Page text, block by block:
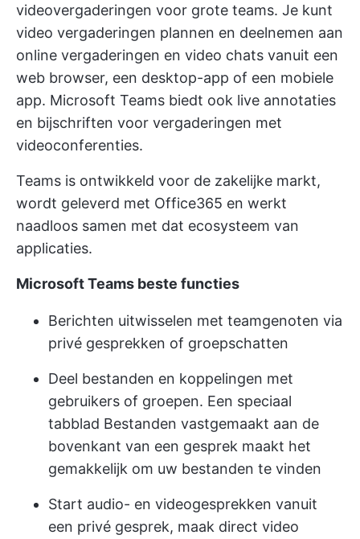
videovergaderingen voor grote teams. Je kunt
video vergaderingen plannen en deelnemen aan
online vergaderingen en video chats vanuit een
web browser, een desktop-app of een mobiele
app. Microsoft Teams biedt ook live annotaties
en bijschriften voor vergaderingen met
videoconferenties.
Teams is ontwikkeld voor de zakelijke markt,
wordt geleverd met Office365 en werkt
naadloos samen met dat ecosysteem van
applicaties.
Microsoft Teams beste functies
Berichten uitwisselen met teamgenoten via
privé gesprekken of groepschatten
Deel bestanden en koppelingen met
gebruikers of groepen. Een speciaal
tabblad Bestanden vastgemaakt aan de
bovenkant van een gesprek maakt het
gemakkelijk om uw bestanden te vinden
Start audio- en videogesprekken vanuit
een privé gesprek, maak direct video